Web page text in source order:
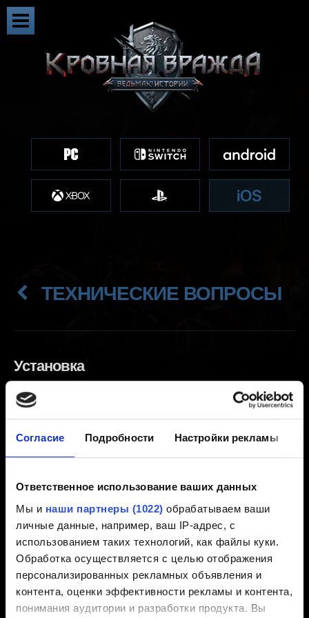
Согласие Подробности Настройки рекламы
Ответственное использование ваших данных
Мы и наши партнеры (1022) обрабатываем ваши
личные данные, например, ваш IP-адрес, с
использованием таких технологий, как файлы куки.
Обработка осуществляется с целью отображения
персонализированных рекламных объявления и
контента, оценки эффективности рекламы и контента,
понимания аудитории и разработки продукта. Вы
ТЕХНИЧЕСКИЕ ВОПРОСЫ
Установка
Мы обновили игру «Кровная вражда:
Ведьмак. Истории» для Android!
Как установить или переустановить игру
Сохранения
Я пропустил сундук / хочу изменить свой
выбор. Могу ли я загрузить предыдущее
сохранение?